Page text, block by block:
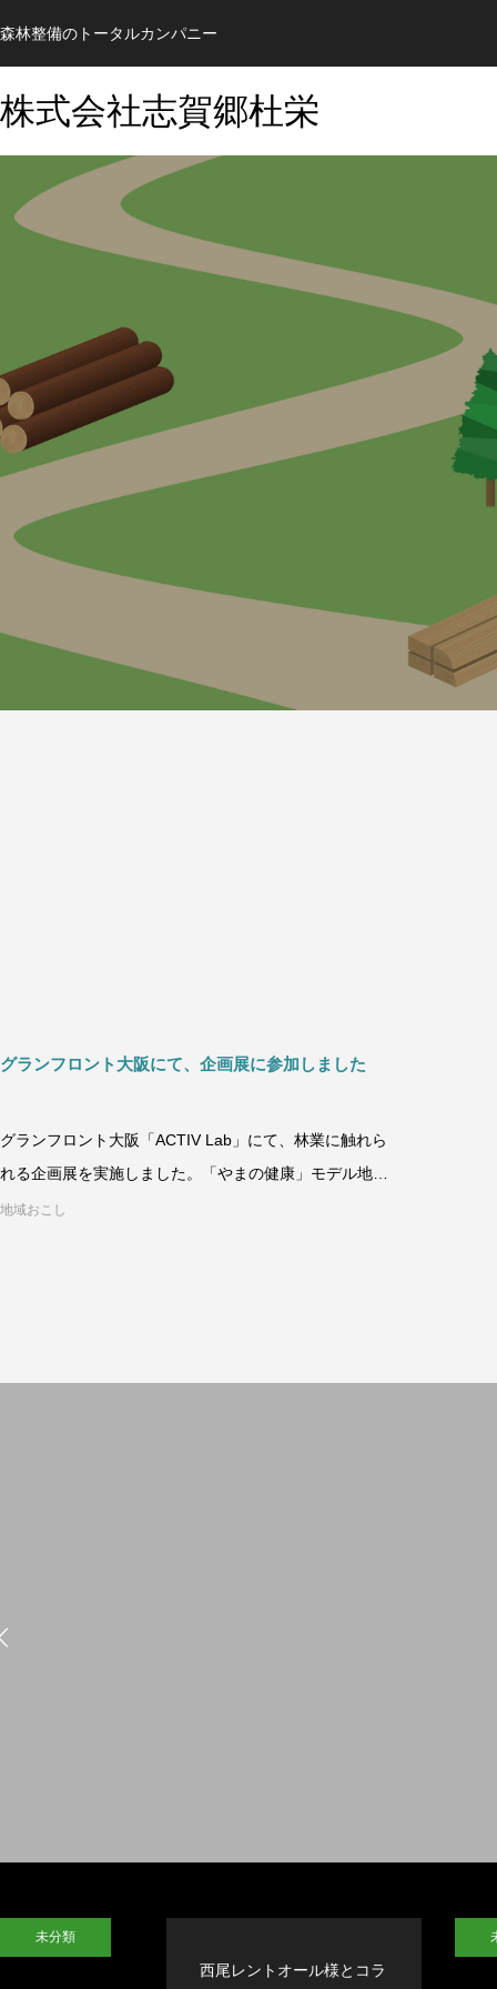
森林整備のトータルカンパニー
株式会社志賀郷杜栄
グランフロント大阪にて、企画展に参加しました
グランフロント大阪「ACTIV Lab」にて、林業に触れら
れる企画展を実施しました。「やまの健康」モデル地域
の人々とつながる
地域おこし
未分類
西尾レントオール様とコラ